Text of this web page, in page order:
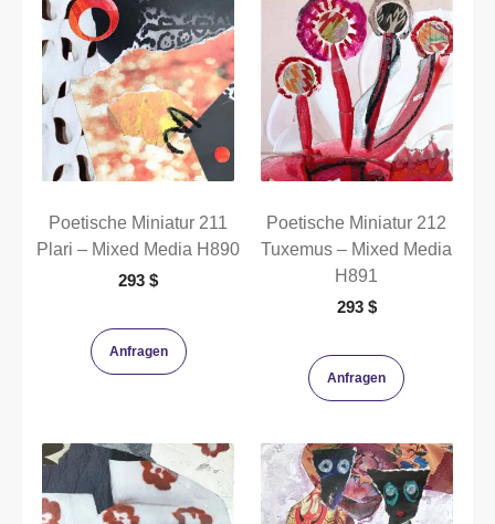
Poetische Miniatur 211
Plari – Mixed Media H890
293$
Anfragen
Poetische Miniatur 212
Tuxemus – Mixed Media
H891
293 $
Anfragen